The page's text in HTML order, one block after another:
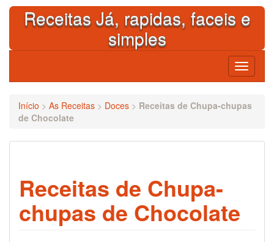
Skip
contentReceitas Já, rapidas, faceis e
simples
Toggle
Início > As Receitas > Doces > Receitas de Chupa-chupas
de Chocolate
Receitas de Chupa-
chupas de Chocolate